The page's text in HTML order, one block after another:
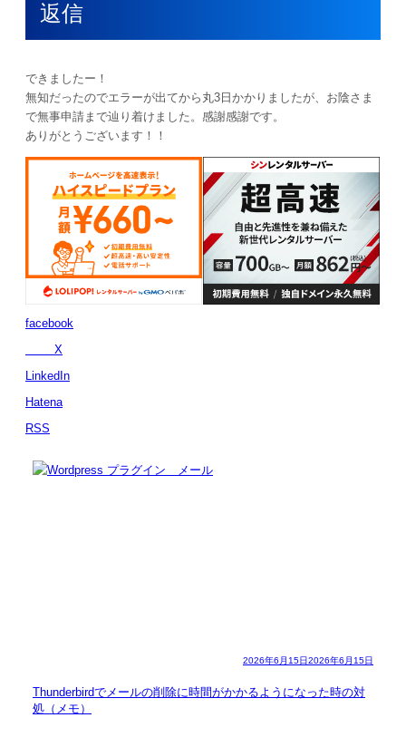
返信
できましたー！
無知だったのでエラーが出てから丸3日かかりましたが、お陰さま
で無事申請まで辿り着けました。感謝感謝です。
ありがとうございます！！
facebook
X
LinkedIn
Hatena
RSS
2026年6月15日2026年6月15日
Thunderbirdでメールの削除に時間がかかるようになった時の対
処（メモ）